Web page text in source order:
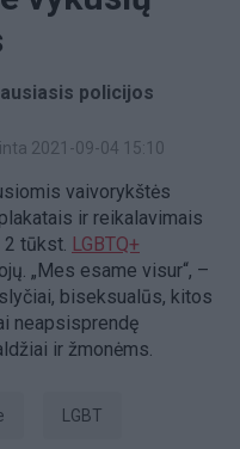
policijos
2021-09-04 15:10
vaivorykštės
ir reikalavimais
2 tūkst. LGBTQ+
„Mes esame visur“, –
biseksualūs, kitos
neapsisprendę
ir žmonėms.
LGBT